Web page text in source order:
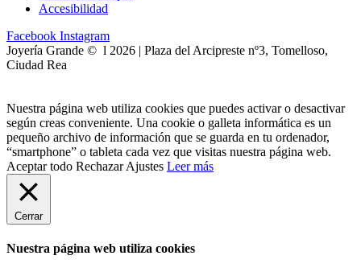
Accesibilidad
Facebook Instagram
Joyería Grande © l 2026 | Plaza del Arcipreste nº3, Tomelloso,
Ciudad Rea
Nuestra página web utiliza cookies que puedes activar o desactivar
según creas conveniente. Una cookie o galleta informática es un
pequeño archivo de información que se guarda en tu ordenador,
“smartphone” o tableta cada vez que visitas nuestra página web.
Aceptar todo Rechazar Ajustes Leer más
Cerrar
Nuestra página web utiliza cookies